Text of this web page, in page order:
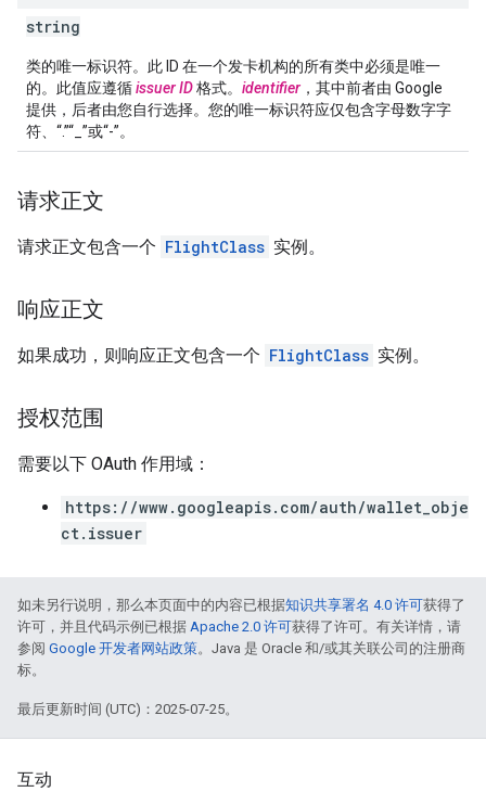
string
类的唯一标识符。此 ID 在一个发卡机构的所有类中必须是唯一
的。此值应遵循issuer ID格式。 identifier ，其中前者由 Google
提供，后者由您自行选择。您的唯一标识符应仅包含字母数字字
符、“.”“_”或“-”。
请求正文
请求正文包含一个 FlightClass 实例。
响应正文
如果成功，则响应正文包含一个 FlightClass 实例。
授权范围
需要以下 OAuth 作用域：
https://www.googleapis.com/auth/wallet_obje
ct.issuer
如未另行说明，那么本页面中的内容已根据知识共享署名 4.0 许可获得了
许可，并且代码示例已根据 Apache 2.0 许可获得了许可。有关详情，请
参阅 Google 开发者网站政策。Java 是 Oracle 和/或其关联公司的注册商
标。
最后更新时间 (UTC)：2025-07-25。
互动